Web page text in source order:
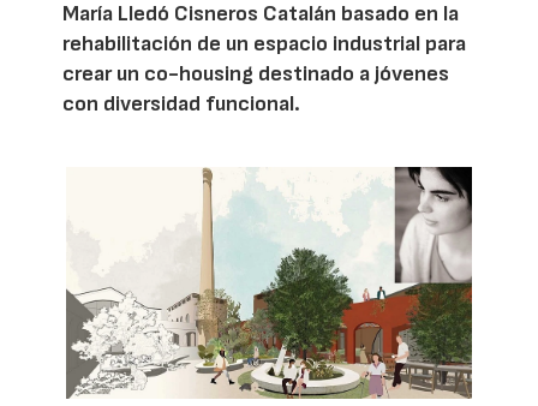
María Lledó Cisneros Catalán basado en la
rehabilitación de un espacio industrial para
crear un co-housing destinado a jóvenes
con diversidad funcional.